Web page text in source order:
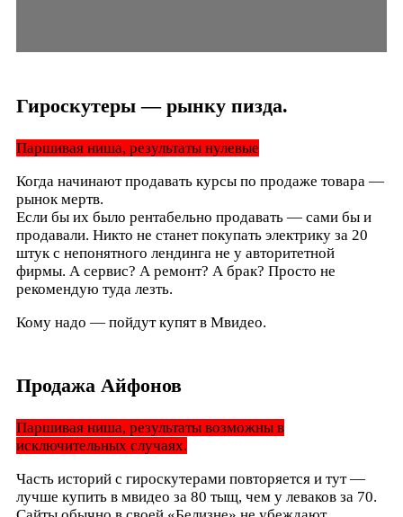
Гироскутеры — рынку пизда.
Паршивая ниша, результаты нулевые
Когда начинают продавать курсы по продаже товара —
рынок мертв.
Если бы их было рентабельно продавать — сами бы и
продавали. Никто не станет покупать электрику за 20
штук с непонятного лендинга не у авторитетной
фирмы. А сервис? А ремонт? А брак? Просто не
рекомендую туда лезть.
Кому надо — пойдут купят в Мвидео.
Продажа Айфонов
Паршивая ниша, результаты возможны в
исключительных случаях.
Часть историй с гироскутерами повторяется и тут —
лучше купить в мвидео за 80 тыщ, чем у леваков за 70.